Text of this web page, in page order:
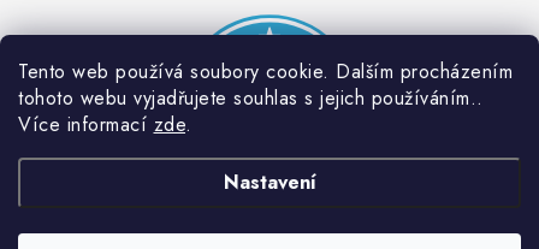
Tento web používá soubory cookie. Dalším procházením
tohoto webu vyjadřujete souhlas s jejich používáním..
Více informací zde.
Nastavení
Partner stránek: Super plecháček
Podmínky akce 2 + 1 zdarma